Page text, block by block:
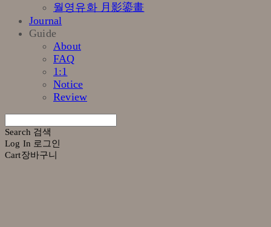
월영유화 月影鎏畫
Journal
Guide
About
FAQ
1:1
Notice
Review
Search 검색
Log In 로그인
Cart장바구니